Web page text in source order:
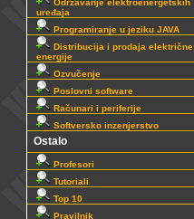
Održavanje elektroenergetskih
uređaja
Programiranje u jeziku JAVA
Distribucija i prodaja električne
energije
Ozvučenje
Poslovni software
Računari i periferije
Softversko inzenjerstvo
Ostalo
Profesori
Tutoriali
Top 10
Pravilnik